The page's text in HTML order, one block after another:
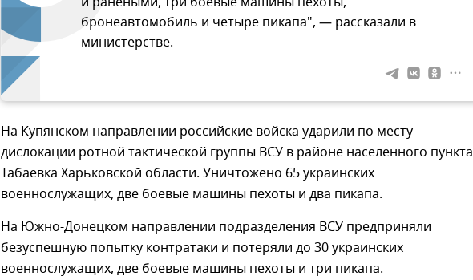
бронеавтомобиль и четыре пикапа", — рассказали в
министерстве.
На Купянском направлении российские войска ударили по месту
дислокации ротной тактической группы ВСУ в районе населенного пункта
Табаевка Харьковской области. Уничтожено 65 украинских
военнослужащих, две боевые машины пехоты и два пикапа.
На Южно-Донецком направлении подразделения ВСУ предприняли
безуспешную попытку контратаки и потеряли до 30 украинских
военнослужащих, две боевые машины пехоты и три пикапа.